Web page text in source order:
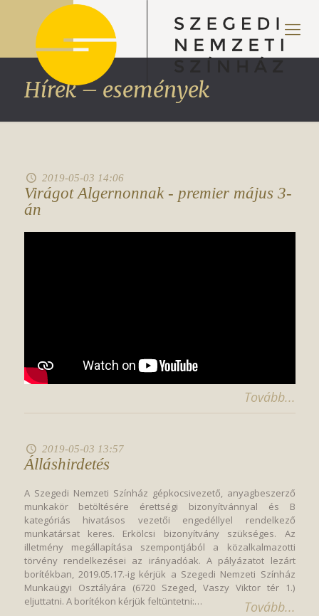
Hírek – események
2019-05-03 14:06
Virágot Algernonnak - premier május 3-
án
Tovább...
2019-05-03 13:57
Álláshirdetés
A Szegedi Nemzeti Színház gépkocsivezető, anyagbeszerző
munkakör betöltésére érettségi bizonyítvánnyal és B
kategóriás hivatásos vezetői engedéllyel rendelkező
munkatársat keres. Erkölcsi bizonyítvány szükséges. Az
illetmény megállapítása szempontjából a közalkalmazotti
törvény rendelkezései az irányadóak. A pályázatot lezárt
borítékban, 2019.05.17.-ig kérjük a Szegedi Nemzeti Színház
Munkaügyi Osztályára (6720 Szeged, Vaszy Viktor tér 1.)
eljuttatni. A borítékon kérjük feltüntetni:…
Tovább...